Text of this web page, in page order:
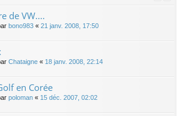
de VW....
bono983 « 21 janv. 2008, 17:50
Chataigne « 18 janv. 2008, 22:14
en Corée
poloman « 15 déc. 2007, 02:02